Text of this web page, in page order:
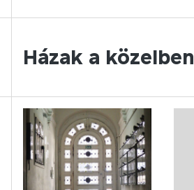
Házak a közelben